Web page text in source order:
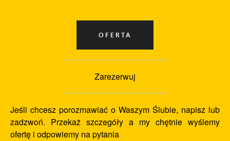
Zarezerwuj
Jeśli chcesz porozmawiać o Waszym Ślubie, napisz lub
zadzwoń. Przekaż szczegóły a my chętnie wyślemy
ofertę i odpowiemy na pytania